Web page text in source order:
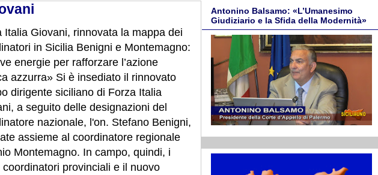
Italia Giovani, rinnovata la mappa dei
in Sicilia Benigni e Montemagno:
energie per rafforzare l’azione
azzurra» Si è insediato il rinnovato
dirigente siciliano di Forza Italia
a seguito delle designazioni del
nazionale, l'on. Stefano Benigni,
assieme al coordinatore regionale
Montemagno. In campo, quindi, i
coordinatori provinciali e il nuovo
Antonino Balsamo: «L’Umanesimo
Giudiziario e la Sfida della Modernità»